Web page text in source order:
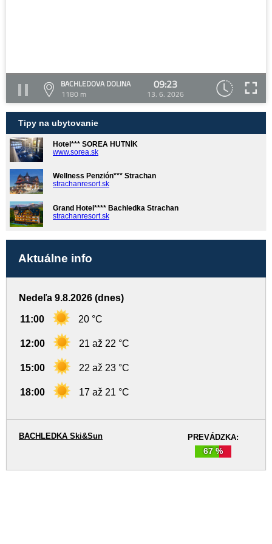
BACHLEDOVA DOLINA
1180 m
09:23
13. 6. 2026
Tipy na ubytovanie
Hotel*** SOREA HUTNÍK
www.sorea.sk
Wellness Penzión*** Strachan
strachanresort.sk
Grand Hotel**** Bachledka Strachan
strachanresort.sk
Aktuálne info
Nedeľa 9.8.2026 (dnes)
11:00 20 °C
12:00 21 až 22 °C
15:00 22 až 23 °C
18:00 17 až 21 °C
PREVÁDZKA:
67 %
BACHLEDKA Ski&Sun